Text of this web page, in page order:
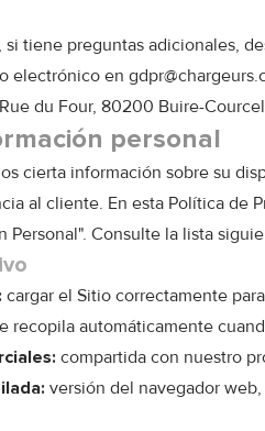
tiene preguntas adicionales,
electrónico en
du Four, 80200 Buire-
personal
cierta información sobre su
al cliente. En esta Política
Consulte la lista
cargar el Sitio correctamente
recopila automáticamente
compartida con nuestro
versión del navegador